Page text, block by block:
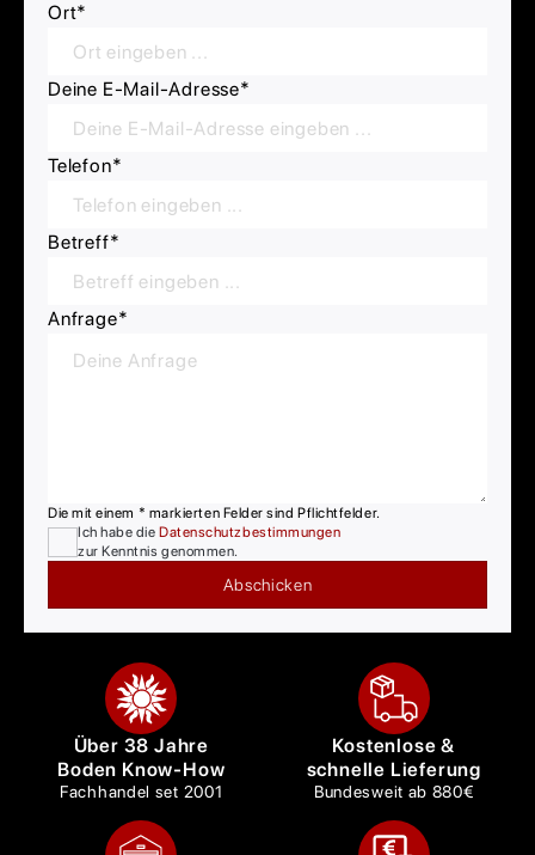
Ort*
Deine E-Mail-Adresse*
Telefon*
Betreff*
Anfrage*
Die mit einem * markierten Felder sind Pflichtfelder.
Ich habe dieDatenschutzbestimmungen
zur Kenntnis genommen.
Abschicken
Über 38 Jahre
Boden Know-How
Fachhandel set 2001
Kostenlose &
schnelle Lieferung
Bundesweit ab 880€